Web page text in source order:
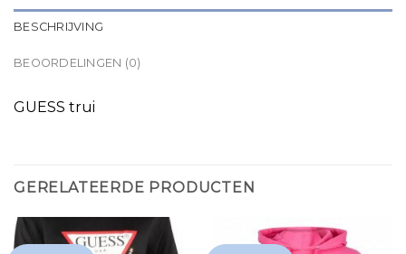
BESCHRIJVING
BEOORDELINGEN (0)
GUESS trui
GERELATEERDE PRODUCTEN